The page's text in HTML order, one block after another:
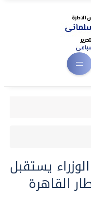
يستقبل
القاهرة